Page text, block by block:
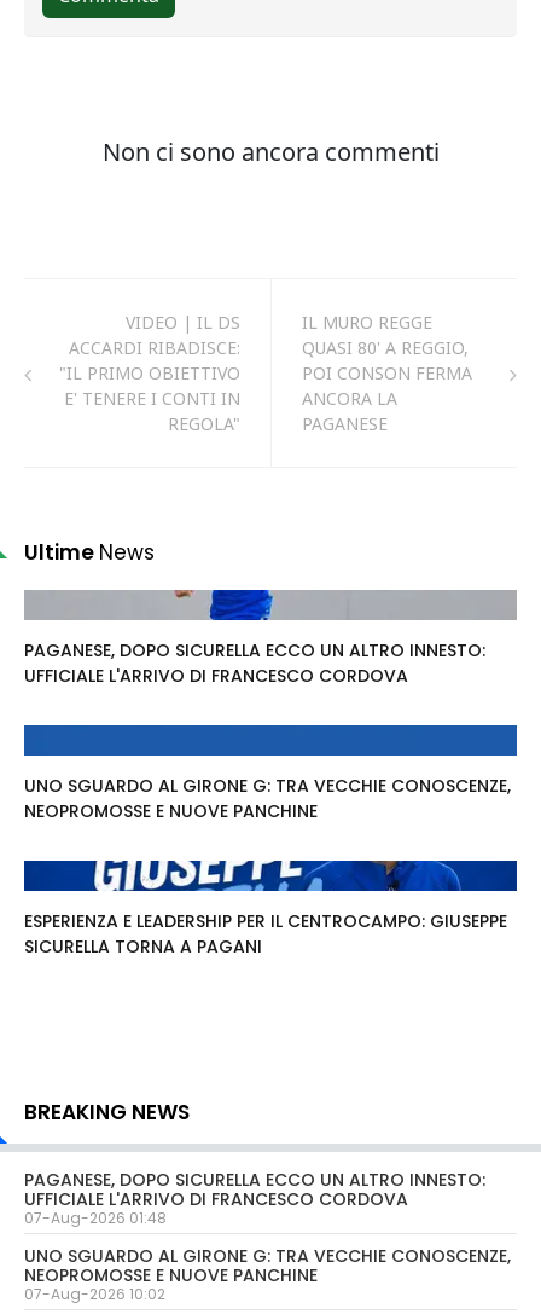
VIDEO | IL DS
ACCARDI RIBADISCE:
"IL PRIMO OBIETTIVO
E' TENERE I CONTI IN
REGOLA"
IL MURO REGGE
QUASI 80' A REGGIO,
POI CONSON FERMA
ANCORA LA
PAGANESE
Ultime News
PAGANESE, DOPO SICURELLA ECCO UN ALTRO INNESTO:
UFFICIALE L'ARRIVO DI FRANCESCO CORDOVA
UNO SGUARDO AL GIRONE G: TRA VECCHIE CONOSCENZE,
NEOPROMOSSE E NUOVE PANCHINE
ESPERIENZA E LEADERSHIP PER IL CENTROCAMPO: GIUSEPPE
SICURELLA TORNA A PAGANI
BREAKING NEWS
PAGANESE, DOPO SICURELLA ECCO UN ALTRO INNESTO:
UFFICIALE L'ARRIVO DI FRANCESCO CORDOVA
07-Aug-2026 01:48
UNO SGUARDO AL GIRONE G: TRA VECCHIE CONOSCENZE,
NEOPROMOSSE E NUOVE PANCHINE
07-Aug-2026 10:02